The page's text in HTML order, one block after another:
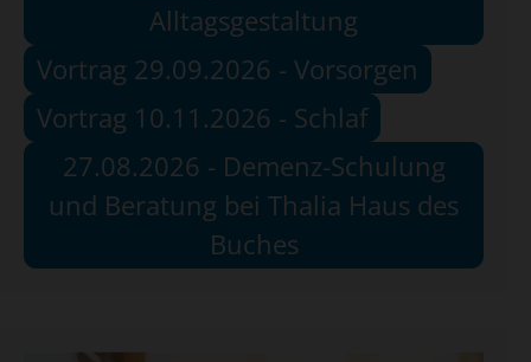
Alltagsgestaltung
Vortrag 29.09.2026 - Vorsorgen
Vortrag 10.11.2026 - Schlaf
27.08.2026 - Demenz-Schulung
und Beratung bei Thalia Haus des
Buches